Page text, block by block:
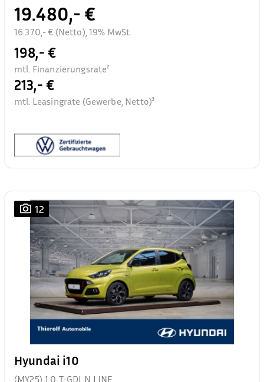
19.480,- €
16.370,- € (Netto), 19% MwSt.
198,- €
mtl. Finanzierungsrate²
213,- €
mtl. Leasingrate (Gewerbe, Netto)³
12
Hyundai i10
(MY25) 1.0 T-GDI N LINE